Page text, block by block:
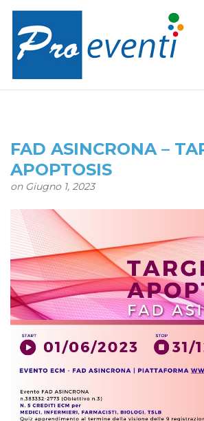
FAD ASINCRONA –
APOPTOSIS
on Giugno 1, 2023